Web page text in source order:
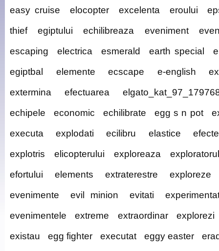
easy cruise
elocopter excelenta eroului
thief
egiptului echilibreaza eveniment
escaping
electrica esmerald earth special
egiptbal
elemente ecscape e-english
extermina
efectuarea
echipele
economic echilibrate egg s n pot
executa
explodati ecilibru elastice
explotris
elicopterului exploreaza
exploratorul
efortului
elements extraterestre
exploreze
evenimente
evil minion evitati
evenimentele
extreme extraordinar
explorezi
existau
egg fighter executat eggy easter